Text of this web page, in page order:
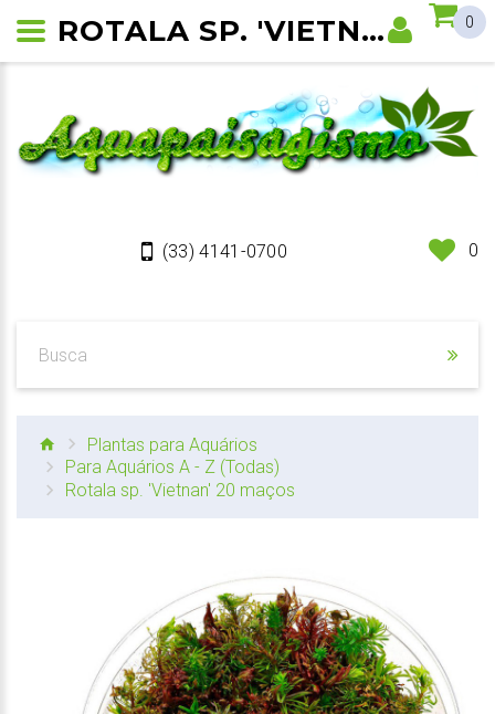
(33) 4141-0700 0
0
Plantas para Aquários
Para Aquários A - Z (Todas)
Rotala sp. 'Vietnan' 20 maços
ROTALA SP. 'VIETNAM'